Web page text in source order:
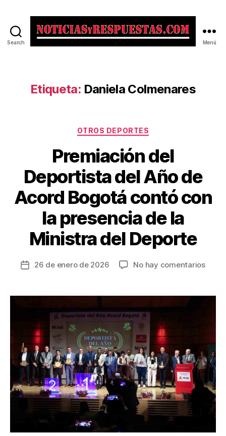
Search Menú
Etiqueta: Daniela Colmenares
Categorías
OTROS DEPORTES
Premiación del
Deportista del Año de
Acord Bogotá contó con
la presencia de la
Ministra del Deporte
Fecha
entrada
26 de enero de 2026 No hay comentariosen
Acord
contó
con
la